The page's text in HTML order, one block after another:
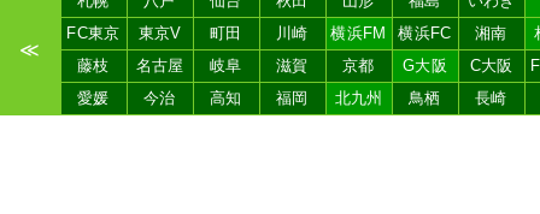
≪
FC東京
東京V 町田 川崎 横浜FM 横浜FC 湘南
藤枝
名古屋 岐阜 滋賀 京都 G大阪 C大阪
愛媛
今治 高知 福岡 北九州 鳥栖 長崎